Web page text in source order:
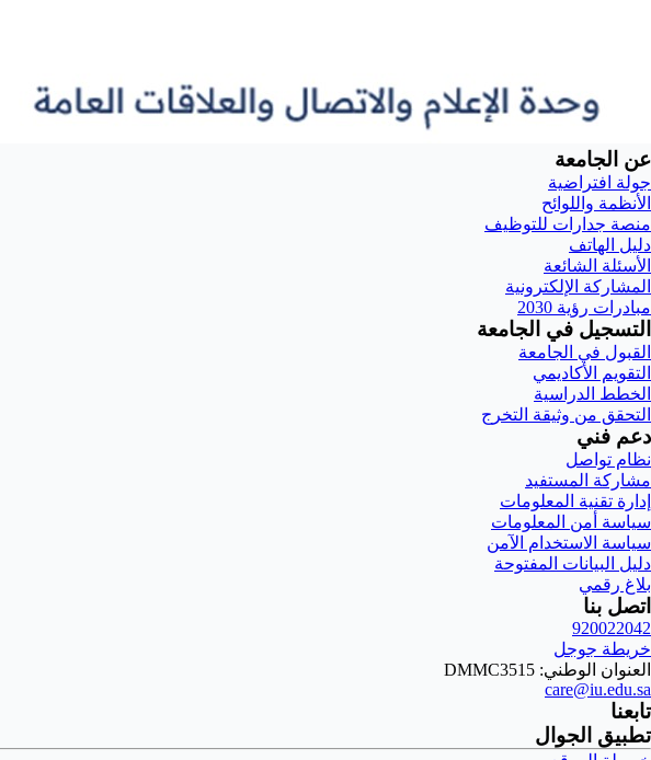
عن الجامعة
جولة افتراضية
الأنظمة واللوائح
منصة جدارات للتوظيف
دليل الهاتف
الأسئلة الشائعة
المشاركة الإلكترونية
مبادرات رؤية 2030
التسجيل في الجامعة
القبول في الجامعة
التقويم الأكاديمي
الخطط الدراسية
التحقق من وثيقة التخرج
دعم فني
نظام تواصل
مشاركة المستفيد
إدارة تقنية المعلومات
سياسة أمن المعلومات
سياسة الاستخدام الآمن
دليل البيانات المفتوحة
بلاغ رقمي
اتصل بنا
920022042
خريطة جوجل
العنوان الوطني: DMMC3515
care@iu.edu.sa
تابعنا
تطبيق الجوال